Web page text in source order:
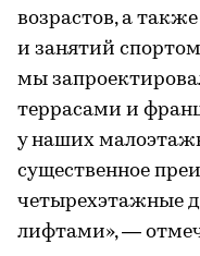
возрастов, а
и занятий
мы
террасами и
у наших
существенное
четырехэтажные
лифтами», —